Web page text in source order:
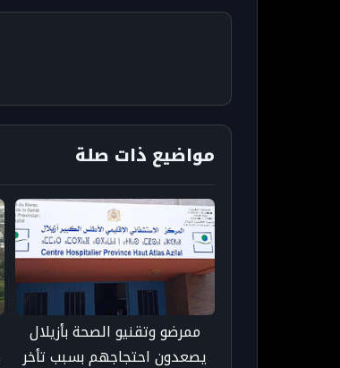
مواضيع ذات صلة
ممرضو وتقنيو الصحة بأزيلال
يصعدون احتجاجهم بسبب تأخر